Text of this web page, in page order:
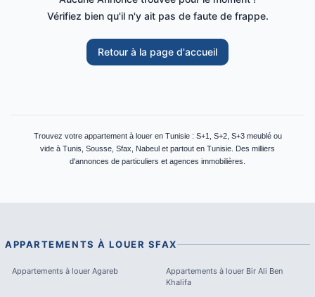
Vérifiez bien qu'il n'y ait pas de faute de frappe.
Retour à la page d'accueil
Trouvez votre appartement à louer en Tunisie : S+1, S+2, S+3 meublé ou
vide à Tunis, Sousse, Sfax, Nabeul et partout en Tunisie. Des milliers
d'annonces de particuliers et agences immobilières.
APPARTEMENTS À LOUER SFAX
Appartements à louer Agareb Appartements à louer Bir Ali Ben
Khalifa